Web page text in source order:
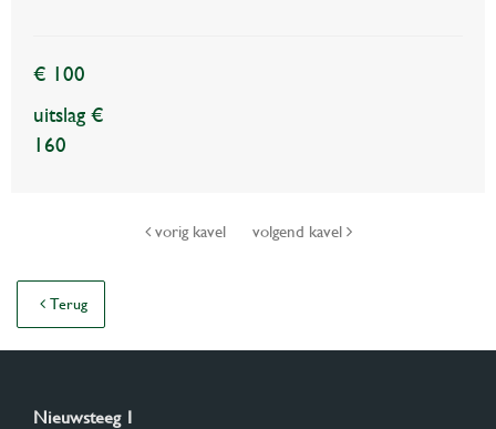
€ 100
uitslag €
160
vorig kavel volgend kavel
Terug
Nieuwsteeg 1